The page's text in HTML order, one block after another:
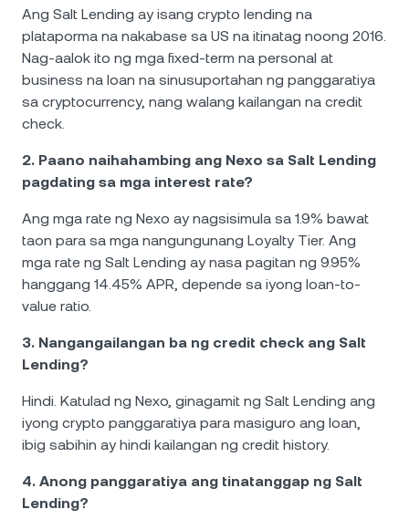
Ang Salt Lending ay isang crypto lending na
plataporma na nakabase sa US na itinatag noong 2016.
Nag-aalok ito ng mga fixed-term na personal at
business na loan na sinusuportahan ng panggaratiya
sa cryptocurrency, nang walang kailangan na credit
check.
2. Paano naihahambing ang Nexo sa Salt Lending
pagdating sa mga interest rate?
Ang mga rate ng Nexo ay nagsisimula sa 1.9% bawat
taon para sa mga nangungunang Loyalty Tier. Ang
mga rate ng Salt Lending ay nasa pagitan ng 9.95%
hanggang 14.45% APR, depende sa iyong loan-to-
value ratio.
3. Nangangailangan ba ng credit check ang Salt
Lending?
Hindi. Katulad ng Nexo, ginagamit ng Salt Lending ang
iyong crypto panggaratiya para masiguro ang loan,
ibig sabihin ay hindi kailangan ng credit history.
4. Anong panggaratiya ang tinatanggap ng Salt
Lending?